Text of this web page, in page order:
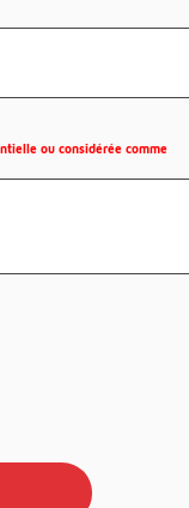
ou considérée comme